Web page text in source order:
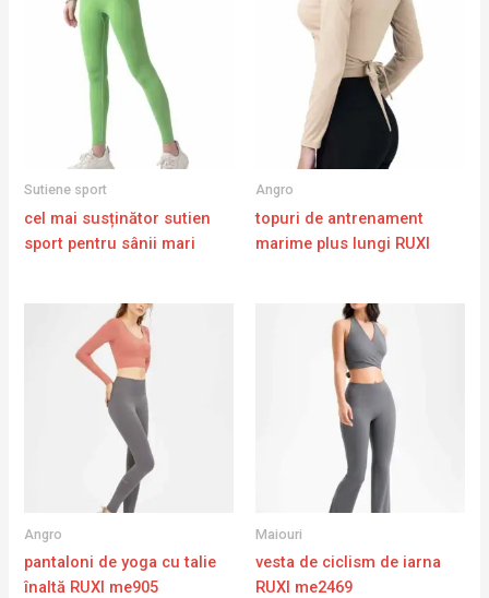
Sutiene sport
cel mai susținător sutien
sport pentru sânii mari
Angro
topuri de antrenament
marime plus lungi RUXI
Angro
pantaloni de yoga cu talie
înaltă RUXI me905
Maiouri
vesta de ciclism de iarna
RUXI me2469